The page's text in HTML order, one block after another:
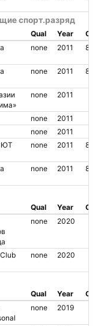
спорт.разряд
Qual Year
none 2011
none 2011
none 2011
none
2011
none
2011
none 2011
none 2011
Qual Year
none 2020
none 2020
Qual Year
none 2019